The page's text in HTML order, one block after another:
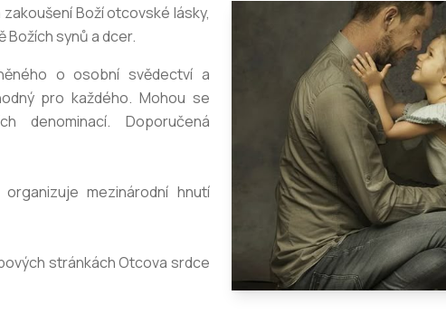
Boží otcovské lásky,
Božích synů a dcer.
o osobní svědectví a
pro každého. Mohou se
denominací. Doporučená
mezinárodní hnutí
stránkách Otcova srdce